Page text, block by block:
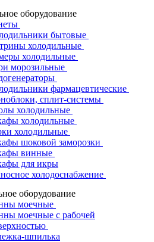
оборудование
бытовые
холодильные
холодильные
морозильные
фармацевтические
сплит-системы
холодильные
холодильные
холодильные
шоковой заморозки
винные
для икры
холодоснабжение
оборудование
моечные
моечные с рабочей
шпилька